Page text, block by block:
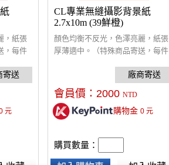
，紙張
，每件
元
CL專業無縫攝影背景紙
2.7x10m (39鮮橙)
顏色均衡不反光，色澤亮麗，紙張
厚薄適中。（特殊商品寄送，每件
會員價： 2000 NTD
購物金 0元
購買數量：